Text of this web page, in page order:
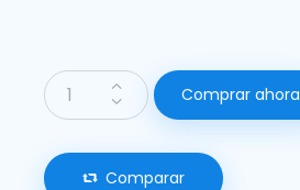
Comprar ahora
Comparar